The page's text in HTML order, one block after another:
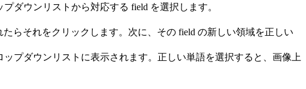
ダウンリストから対応する field を選択します。
らそれをクリックします。次に、その field の新しい領域を正しい
プダウンリストに表示されます。正しい単語を選択すると、画像上